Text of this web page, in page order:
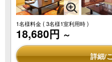
1名様料金( 3名様1室利用時 )
18,680円 ～
詳細/